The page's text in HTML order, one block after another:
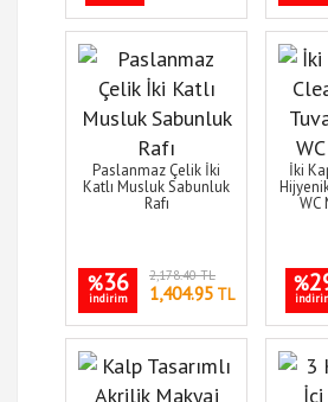
Paslanmaz Çelik İki
Katlı Musluk Sabunluk
Rafı
%36
indirim
2,178.40 TL
1,404.95 TL
İki
WC
%